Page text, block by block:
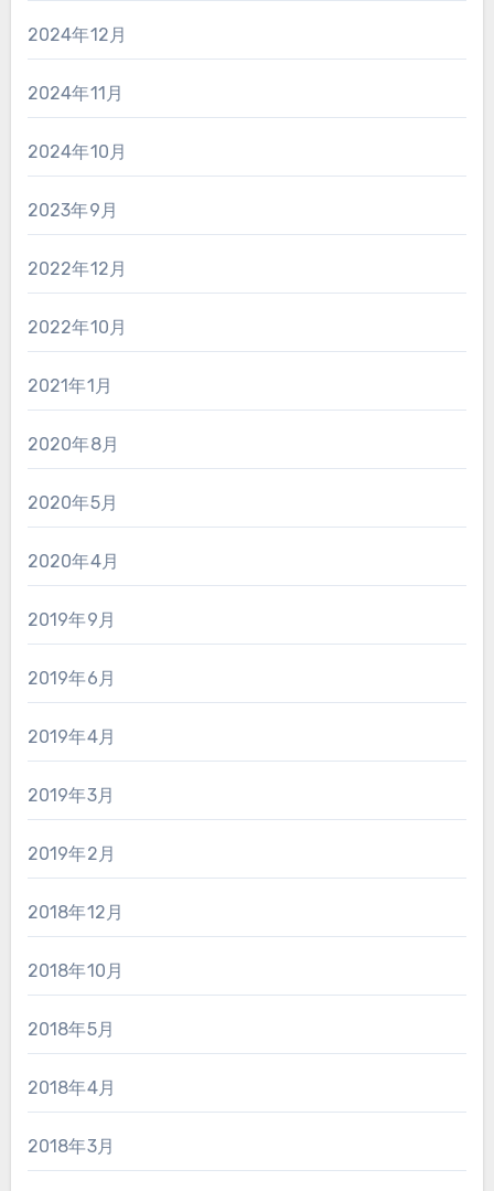
2024年12月
2024年11月
2024年10月
2023年9月
2022年12月
2022年10月
2021年1月
2020年8月
2020年5月
2020年4月
2019年9月
2019年6月
2019年4月
2019年3月
2019年2月
2018年12月
2018年10月
2018年5月
2018年4月
2018年3月